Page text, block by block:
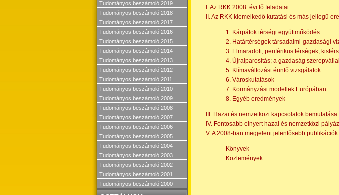
Tudományos beszámoló 2019
Tudományos beszámoló 2018
Tudományos beszámoló 2017
Tudományos beszámoló 2016
Tudományos beszámoló 2015
Tudományos beszámoló 2014
Tudományos beszámoló 2013
Tudományos beszámoló 2012
Tudományos beszámoló 2011
Tudományos beszámoló 2010
Tudományos beszámoló 2009
Tudományos beszámoló 2008
Tudományos beszámoló 2007
Tudományos beszámoló 2006
Tudományos beszámoló 2005
Tudományos beszámoló 2004
Tudományos beszámoló 2003
Tudományos beszámoló 2002
Tudományos beszámoló 2001
Tudományos beszámoló 2000
I. Az RKK 2008. évi fő feladatai
II. Az RKK kiemelkedő kutatási és más jellegű
1. Kárpátok térségi együttműködés
2. Határtérségek társadalmi-gazdasági
3. Elmaradott, periférikus térségek,
4. Újraiparosítás; a gazdaság
5. Klímaváltozást érintő vizsgálatok
6. Városkutatások
7. Kormányzási modellek Európában
8. Egyéb eredmények
III. Hazai és nemzetközi kapcsolatok bemutatása
IV. Fontosabb elnyert hazai és nemzetközi
V. A 2008-ban megjelent jelentősebb
Könyvek
Közlemények